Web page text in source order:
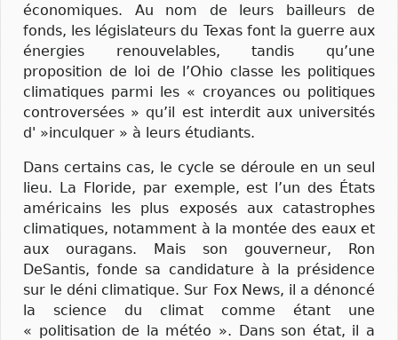
économiques. Au nom de leurs bailleurs de
fonds, les législateurs du Texas font la guerre aux
énergies renouvelables, tandis qu’une
proposition de loi de l’Ohio classe les politiques
climatiques parmi les « croyances ou politiques
controversées » qu’il est interdit aux universités
d' »inculquer » à leurs étudiants.
Dans certains cas, le cycle se déroule en un seul
lieu. La Floride, par exemple, est l’un des États
américains les plus exposés aux catastrophes
climatiques, notamment à la montée des eaux et
aux ouragans. Mais son gouverneur, Ron
DeSantis, fonde sa candidature à la présidence
sur le déni climatique. Sur Fox News, il a dénoncé
la science du climat comme étant une
« politisation de la météo ». Dans son état, il a